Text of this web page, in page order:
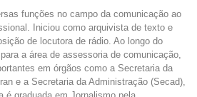
funções no campo da comunicação ao
Iniciou como arquivista de texto e
de locutora de rádio. Ao longo do
a área de assessoria de comunicação,
em órgãos como a Secretaria da
e a Secretaria da Administração (Secad),